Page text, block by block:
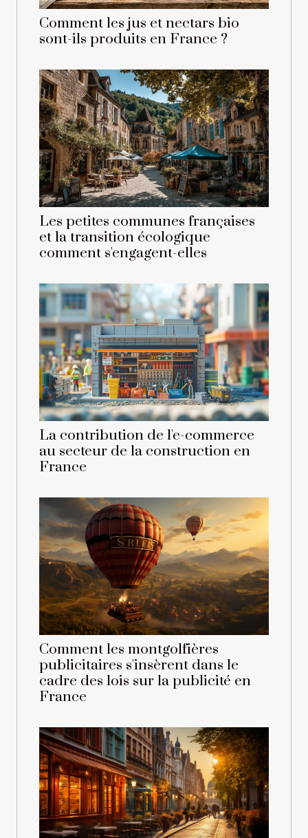
Comment les jus et nectars bio
sont-ils produits en France ?
Les petites communes françaises
et la transition écologique
comment s'engagent-elles
La contribution de l'e-commerce
au secteur de la construction en
France
Comment les montgolfières
publicitaires s'insèrent dans le
cadre des lois sur la publicité en
France